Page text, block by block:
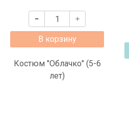
В корзину
Костюм "Облачко" (5-6
лет)